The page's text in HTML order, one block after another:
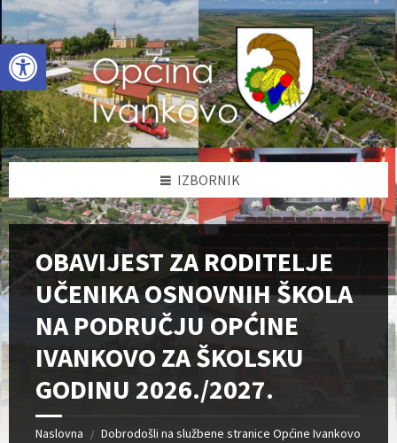
Open toolbar
Skip
to
content
Skip
to
left
sidebar
Skip
to
footer
IZBORNIK
OBAVIJEST ZA RODITELJE
UČENIKA OSNOVNIH ŠKOLA
NA PODRUČJU OPĆINE
IVANKOVO ZA ŠKOLSKU
GODINU 2026./2027.
Naslovna / Dobrodošli na službene stranice Općine Ivankovo